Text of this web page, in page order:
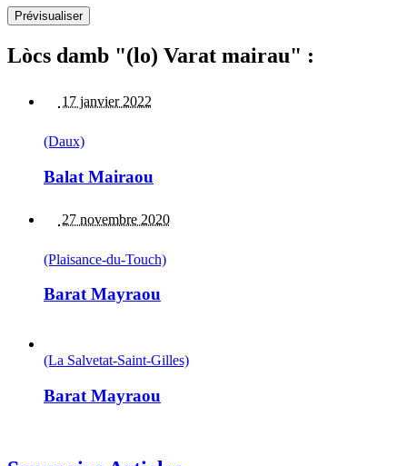
Lòcs damb "(lo) Varat mairau" :
17 janvier 2022
(Daux)
Balat Mairaou
27 novembre 2020
(Plaisance-du-Touch)
Barat Mayraou
(La Salvetat-Saint-Gilles)
Barat Mayraou